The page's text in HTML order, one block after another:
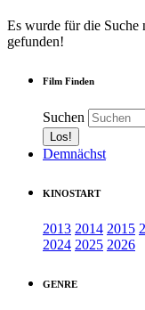
Es wurde für die
gefunden!
Film Finden
Suchen
Demnächst
KINOSTART
2013 2014 2015
2024 2025 2026
GENRE